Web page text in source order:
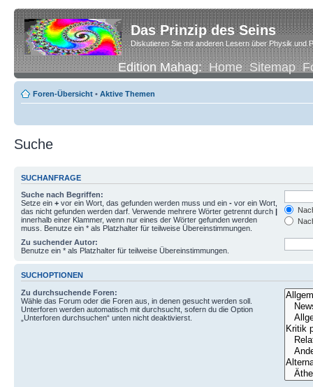
Das Prinzip des Seins
Diskutieren Sie mit anderen Lesern über Physik und
Edition Mahag:Home Sitemap
Foren-Übersicht • Aktive Themen
Suche
SUCHANFRAGE
Suche nach Begriffen:
Setze ein + vor ein Wort, das gefunden werden muss und ein - vor ein Wort,
das nicht gefunden werden darf. Verwende mehrere Wörter getrennt durch |
innerhalb einer Klammer, wenn nur eines der Wörter gefunden werden
muss. Benutze ein * als Platzhalter für teilweise Übereinstimmungen.
Zu suchender Autor:
Benutze ein * als Platzhalter für teilweise Übereinstimmungen.
SUCHOPTIONEN
Zu durchsuchende Foren:
Wähle das Forum oder die Foren aus, in denen gesucht werden soll.
Unterforen werden automatisch mit durchsucht, sofern du die Option
„Unterforen durchsuchen“ unten nicht deaktivierst.